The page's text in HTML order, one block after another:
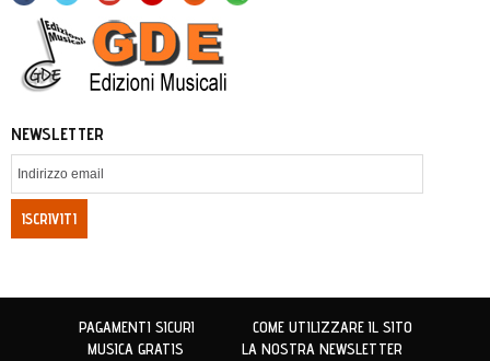
NEWSLETTER
ISCRIVITI
PAGAMENTI SICURI
COME UTILIZZARE IL SITO
MUSICA GRATIS
LA NOSTRA NEWSLETTER